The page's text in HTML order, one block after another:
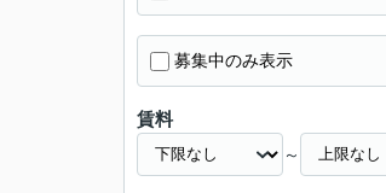
募集中のみ表示
賃料
～